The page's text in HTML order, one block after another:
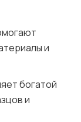
и
богатой
и